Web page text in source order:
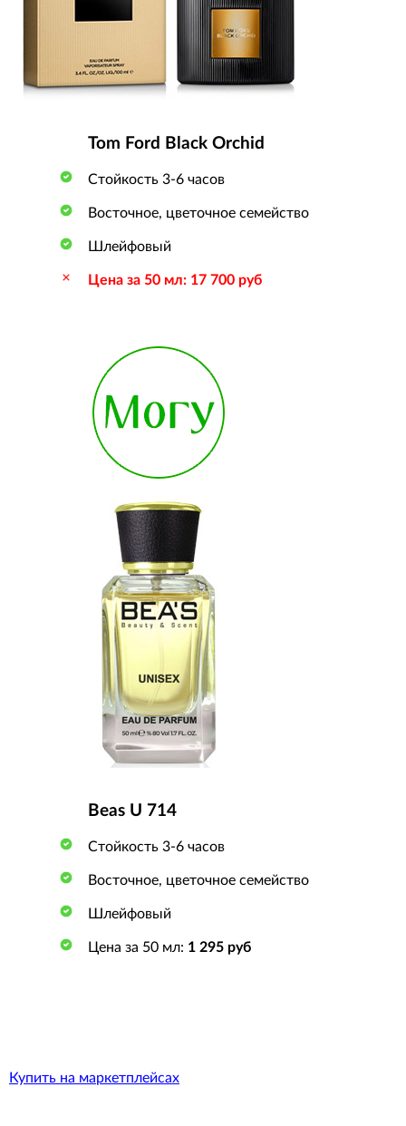
Tom Ford Black Orchid
Стойкость 3-6 часов
Восточное, цветочное семейство
Шлейфовый
Цена за 50 мл: 17 700 руб
Beas U 714
Стойкость 3-6 часов
Восточное, цветочное семейство
Шлейфовый
Цена за 50 мл: 1 295 руб
Купить на маркетплейсах